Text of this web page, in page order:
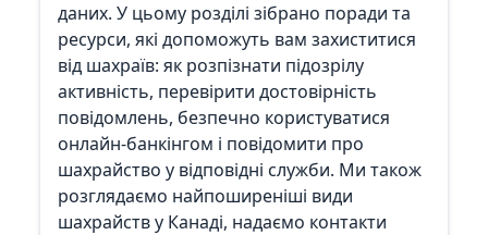
даних. У цьому розділі зібрано поради та
ресурси, які допоможуть вам захиститися
від шахраїв: як розпізнати підозрілу
активність, перевірити достовірність
повідомлень, безпечно користуватися
онлайн-банкінгом і повідомити про
шахрайство у відповідні служби. Ми також
розглядаємо найпоширеніші види
шахрайств у Канаді, надаємо контакти